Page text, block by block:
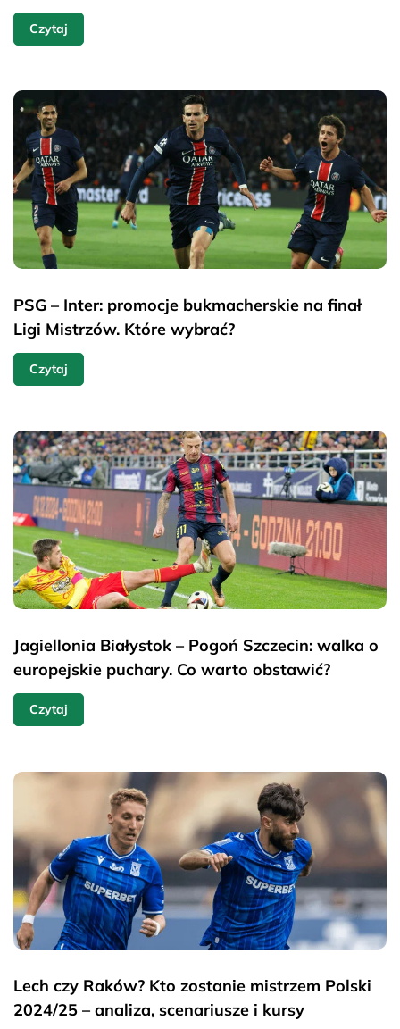
Czytaj
PSG – Inter: promocje bukmacherskie na finał
Ligi Mistrzów. Które wybrać?
Czytaj
Jagiellonia Białystok – Pogoń Szczecin: walka o
europejskie puchary. Co warto obstawić?
Czytaj
Lech czy Raków? Kto zostanie mistrzem Polski
2024/25 – analiza, scenariusze i kursy